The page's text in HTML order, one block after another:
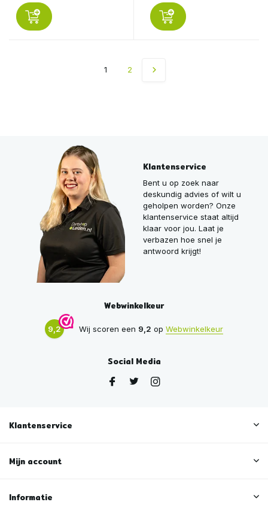
1 2
Klantenservice
Bent u op zoek naar
deskundig advies of wilt u
geholpen worden? Onze
klantenservice staat altijd
klaar voor jou. Laat je
verbazen hoe snel je
antwoord krijgt!
Webwinkelkeur
9,2 Wij scoren een 9,2 op Webwinkelkeur
Social Media
Klantenservice
Mijn account
Informatie